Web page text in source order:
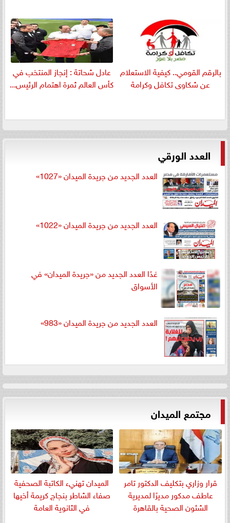
بالرقم القومي.. كيفية الاستعلام
عن شكاوى تكافل وكرامة
عادل شحاتة : إنجاز المنتخب في
كأس العالم ثمرة اهتمام الرئيس...
العدد الورقي
العدد الجديد من جريدة الميدان «1027»
العدد الجديد من جريدة الميدان «1022»
غدًا العدد الجديد من «جريدة الميدان» في
الأسواق
العدد الجديد من جريدة الميدان «983»
مجتمع الميدان
قرار وزاري بتكليف الدكتور تامر
عاطف مدكور مديرًا لمديرية
الشئون الصحية بالقاهرة
الميدان تهنيء الكاتبة الصحفية
صفاء الشاطر بنجاج كريمة أخيها
في الثانوية العامة